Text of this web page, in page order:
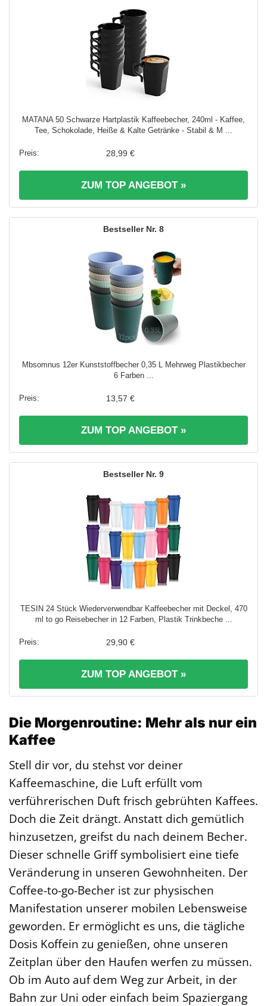
MATANA 50 Schwarze Hartplastik Kaffeebecher, 240ml - Kaffee,
Tee, Schokolade, Heiße & Kalte Getränke - Stabil & M ...
28,99 €
ZUM TOP ANGEBOT »
8
Mbsomnus 12er Kunststoffbecher 0,35 L Mehrweg Plastikbecher
6 Farben ...
13,57 €
ZUM TOP ANGEBOT »
9
TESIN 24 Stück Wiederverwendbar Kaffeebecher mit Deckel, 470
ml to go Reisebecher in 12 Farben, Plastik Trinkbeche ...
29,90 €
ZUM TOP ANGEBOT »
Die Morgenroutine: Mehr als nur ein
Kaffee
Stell dir vor, du stehst vor deiner
Kaffeemaschine, die Luft erfüllt vom
verführerischen Duft frisch gebrühten Kaffees.
Doch die Zeit drängt. Anstatt dich gemütlich
hinzusetzen, greifst du nach deinem Becher.
Dieser schnelle Griff symbolisiert eine tiefe
Veränderung in unseren Gewohnheiten. Der
Coffee-to-go-Becher ist zur physischen
Manifestation unserer mobilen Lebensweise
geworden. Er ermöglicht es uns, die tägliche
Dosis Koffein zu genießen, ohne unseren
Zeitplan über den Haufen werfen zu müssen.
Ob im Auto auf dem Weg zur Arbeit, in der
Bahn zur Uni oder einfach beim Spaziergang